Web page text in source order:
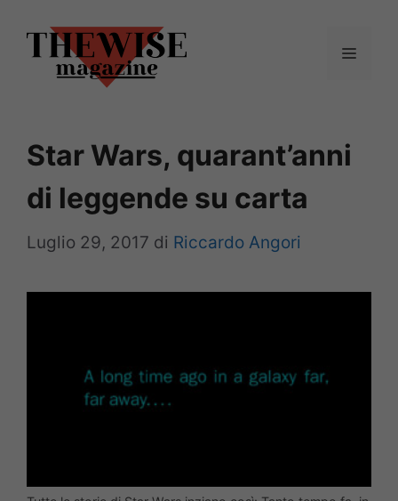
contenuto
Menu
Star Wars, quarant’anni
di leggende su carta
Luglio 29, 2017 di Riccardo Angori